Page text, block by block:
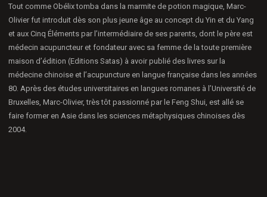
Tout comme Obélix tomba dans la marmite de potion magique, Marc-
Olivier fut introduit dès son plus jeune âge au concept du Yin et du Yang
et aux Cinq Éléments par l’intermédiaire de ses parents, dont le père est
médecin acupuncteur et fondateur avec sa femme de la toute première
maison d’édition (Editions Satas) à avoir publié des livres sur la
médecine chinoise et l’acupuncture en langue française dans les années
80. Après des études universitaires en langues romanes à l’Université de
Bruxelles, Marc-Olivier, très tôt passionné par le Feng Shui, est allé se
faire former en Asie dans les sciences métaphysiques chinoises dès
2004.